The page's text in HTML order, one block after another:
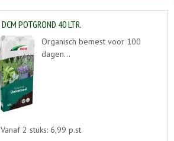
DCM POTGROND 40 LTR.
Organisch bemest voor 100
dagen…
Vanaf 2 stuks: 6,99 p.st.